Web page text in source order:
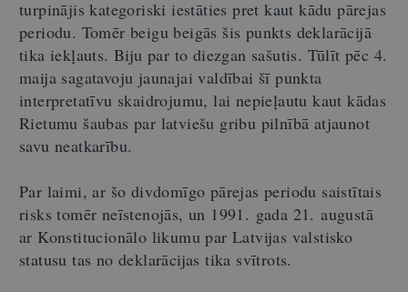
turpinājis kategoriski iestāties pret kaut kādu pārejas
periodu. Tomēr beigu beigās šis punkts deklarācijā
tika iekļauts. Biju par to diezgan sašutis. Tūlīt pēc 4.
maija sagatavoju jaunajai valdībai šī punkta
interpretatīvu skaidrojumu, lai nepieļautu kaut kādas
Rietumu šaubas par latviešu gribu pilnībā atjaunot
savu neatkarību.
Par laimi, ar šo divdomīgo pārejas periodu saistītais
risks tomēr neīstenojās, un 1991. gada 21. augustā
ar Konstitucionālo likumu par Latvijas valstisko
statusu tas no deklarācijas tika svītrots.